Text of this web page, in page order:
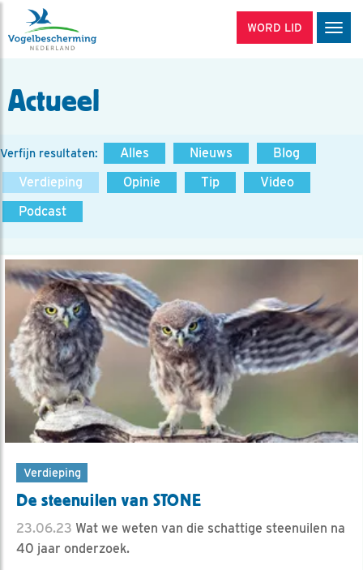
WORD LID
Actueel
Verfijn resultaten: Alles Nieuws
Blog
Verdieping
Opinie Tip
Video
Podcast
Verdieping
De steenuilen van STONE
23.06.23 Wat we weten van die schattige steenuilen na
40 jaar onderzoek.